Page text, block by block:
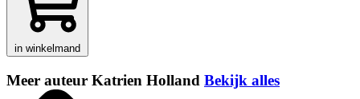
in winkelmand
Meer auteur Katrien Holland Bekijk alles